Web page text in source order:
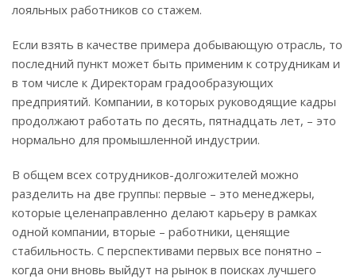
лояльных работников со стажем.
Если взять в качестве примера добывающую отрасль, то
последний пункт может быть применим к сотрудникам и
в том числе к Директорам градообразующих
предприятий. Компании, в которых руководящие кадры
продолжают работать по десять, пятнадцать лет, – это
нормально для промышленной индустрии.
В общем всех сотрудников-долгожителей можно
разделить на две группы: первые – это менеджеры,
которые целенаправленно делают карьеру в рамках
одной компании, вторые – работники, ценящие
стабильность. С перспективами первых все понятно –
когда они вновь выйдут на рынок в поисках лучшего